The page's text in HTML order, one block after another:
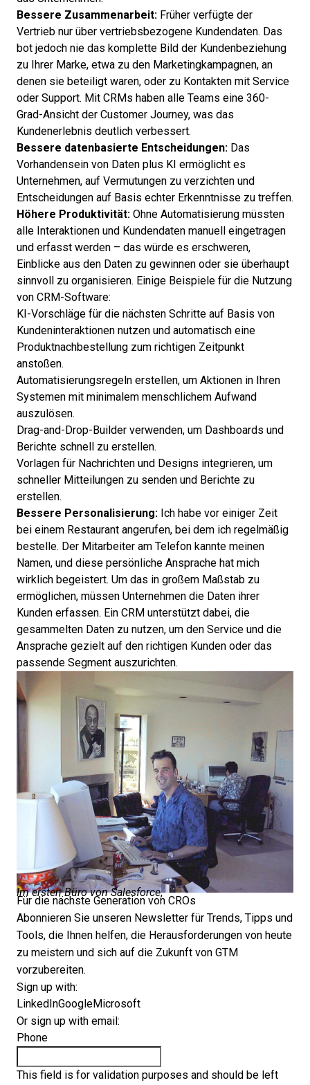
Bessere Zusammenarbeit: Früher verfügte der
Vertrieb nur über vertriebsbezogene Kundendaten. Das
bot jedoch nie das komplette Bild der Kundenbeziehung
zu Ihrer Marke, etwa zu den Marketingkampagnen, an
denen sie beteiligt waren, oder zu Kontakten mit Service
oder Support. Mit CRMs haben alle Teams eine 360-
Grad-Ansicht der Customer Journey, was das
Kundenerlebnis deutlich verbessert.
Bessere datenbasierte Entscheidungen: Das
Vorhandensein von Daten plus KI ermöglicht es
Unternehmen, auf Vermutungen zu verzichten und
Entscheidungen auf Basis echter Erkenntnisse zu treffen.
Höhere Produktivität: Ohne Automatisierung müssten
alle Interaktionen und Kundendaten manuell eingetragen
und erfasst werden – das würde es erschweren,
Einblicke aus den Daten zu gewinnen oder sie überhaupt
sinnvoll zu organisieren. Einige Beispiele für die Nutzung
von CRM-Software:
KI-Vorschläge für die nächsten Schritte auf Basis von
Kundeninteraktionen nutzen und automatisch eine
Produktnachbestellung zum richtigen Zeitpunkt
anstoßen.
Automatisierungsregeln erstellen, um Aktionen in Ihren
Systemen mit minimalem menschlichem Aufwand
auszulösen.
Drag-and-Drop-Builder verwenden, um Dashboards und
Berichte schnell zu erstellen.
Vorlagen für Nachrichten und Designs integrieren, um
schneller Mitteilungen zu senden und Berichte zu
erstellen.
Bessere Personalisierung: Ich habe vor einiger Zeit
bei einem Restaurant angerufen, bei dem ich regelmäßig
bestelle. Der Mitarbeiter am Telefon kannte meinen
Namen, und diese persönliche Ansprache hat mich
wirklich begeistert. Um das in großem Maßstab zu
ermöglichen, müssen Unternehmen die Daten ihrer
Kunden erfassen. Ein CRM unterstützt dabei, die
gesammelten Daten zu nutzen, um den Service und die
Ansprache gezielt auf den richtigen Kunden oder das
passende Segment auszurichten.
Im ersten Büro von Salesforce,
Für die nächste Generation von CROs
Abonnieren Sie unseren Newsletter für Trends, Tipps und
Tools, die Ihnen helfen, die Herausforderungen von heute
zu meistern und sich auf die Zukunft von GTM
vorzubereiten.
Sign up with:
LinkedInGoogleMicrosoft
Or sign up with email:
Phone
This field is for validation purposes and should be left